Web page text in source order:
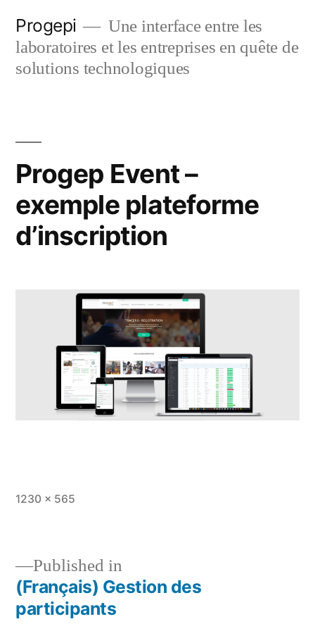
content
Progepi
Une interface entre les
laboratoires et les entreprises en quête de
solutions technologiques
Progep Event –
exemple plateforme
d’inscription
Full
1230 × 565
Post
Published in
(Français) Gestion des
participants